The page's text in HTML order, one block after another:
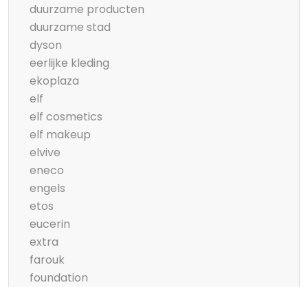
duurzame producten
duurzame stad
dyson
eerlijke kleding
ekoplaza
elf
elf cosmetics
elf makeup
elvive
eneco
engels
etos
eucerin
extra
farouk
foundation